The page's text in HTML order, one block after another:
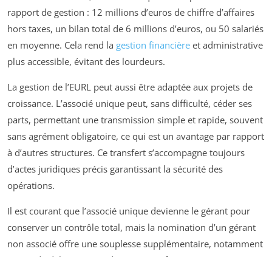
rapport de gestion : 12 millions d’euros de chiffre d’affaires
hors taxes, un bilan total de 6 millions d’euros, ou 50 salariés
en moyenne. Cela rend la gestion financière et administrative
plus accessible, évitant des lourdeurs.
La gestion de l’EURL peut aussi être adaptée aux projets de
croissance. L’associé unique peut, sans difficulté, céder ses
parts, permettant une transmission simple et rapide, souvent
sans agrément obligatoire, ce qui est un avantage par rapport
à d’autres structures. Ce transfert s’accompagne toujours
d’actes juridiques précis garantissant la sécurité des
opérations.
Il est courant que l’associé unique devienne le gérant pour
conserver un contrôle total, mais la nomination d’un gérant
non associé offre une souplesse supplémentaire, notamment